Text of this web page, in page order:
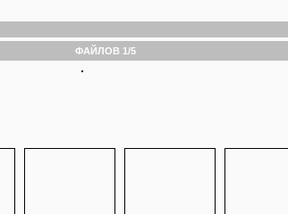
ФАЙЛОВ 1/5